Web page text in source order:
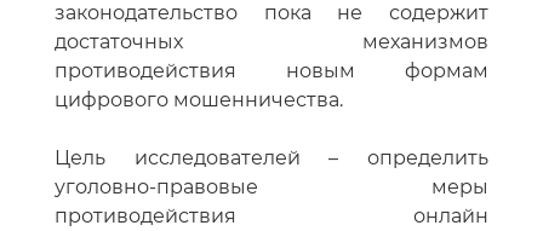
законодательство пока не содержит
достаточных механизмов
противодействия новым формам
цифрового мошенничества.
Цель исследователей – определить
уголовно-правовые меры
противодействия онлайн